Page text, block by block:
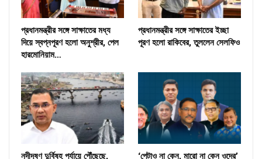
প্রধানমন্ত্রীর সঙ্গে সাক্ষাতের মধ্য
দিয়ে স্বপ্নপূরণ হলো অনুশ্রীর, পেল
হারমোনিয়াম…
প্রধানমন্ত্রীর সঙ্গে সাক্ষাতের ইচ্ছা
পূরণ হলো রাকিবের, তুললেন সেলফিও
নদীদূষণ দুর্বিষহ পর্যায়ে পৌঁছেছে, ‘পেটাও না কেন, মারো না কেন ওদের’